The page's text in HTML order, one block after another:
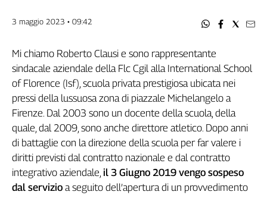
Flc
Nidil
Slc
Spi
Inca
Caaf
Speciali
G8
di
Genova,
3 maggio 2023 • 09:42
Mi chiamo Roberto Clausi e sono rappresentante
sindacale aziendale della Flc Cgil alla International School
of Florence (Isf), scuola privata prestigiosa ubicata nei
pressi della lussuosa zona di piazzale Michelangelo a
Firenze. Dal 2003 sono un docente della scuola, della
quale, dal 2009, sono anche direttore atletico. Dopo anni
di battaglie con la direzione della scuola per far valere i
diritti previsti dal contratto nazionale e dal contratto
integrativo aziendale, il 3 Giugno 2019 vengo sospeso
dal servizio a seguito dell’apertura di un provvedimento